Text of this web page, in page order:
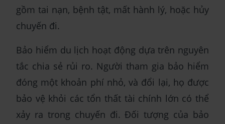
gồm tai nạn, bệnh tật, mất hành lý, hoặc hủy
chuyến đi.
Bảo hiểm du lịch hoạt động dựa trên nguyên
tắc chia sẻ rủi ro. Người tham gia bảo hiểm
đóng một khoản phí nhỏ, và đổi lại, họ được
bảo vệ khỏi các tổn thất tài chính lớn có thể
xảy ra trong chuyến đi. Đối tượng của bảo